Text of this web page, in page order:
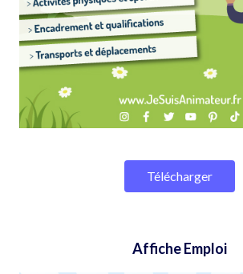
Télécharger
Affiche Emploi